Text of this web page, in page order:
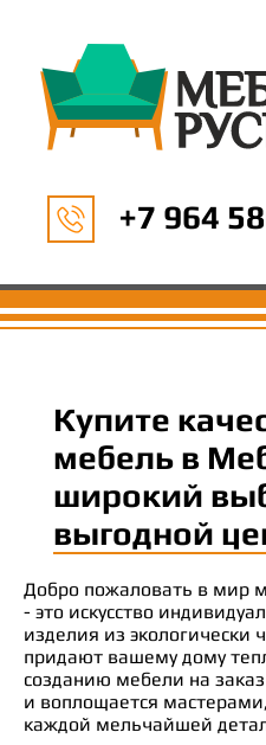
+7 964
Купите
мебель в
широкий
выгодной
Добро пожаловать в мир
- это искусство
изделия из экологически
придают вашему дому
созданию мебели на
и воплощается
каждой мельчайшей